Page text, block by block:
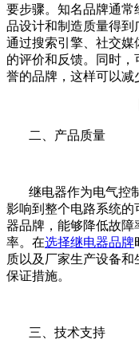
要步骤。知名品牌通
品设计和制造质量得到
通过搜索引擎、社交
的评价和反馈。同时
誉的品牌，这样可以减
二、产品质量
继电器作为电气控
影响到整个电路系统
器品牌，能够降低故
率。在选择继电器品牌
质以及厂家生产设备
保证措施。
三、技术支持